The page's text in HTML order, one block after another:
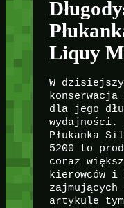
Liquy
W
dla jego
wydajności.
Płukanka
5200 to
coraz
kierowców
artykule